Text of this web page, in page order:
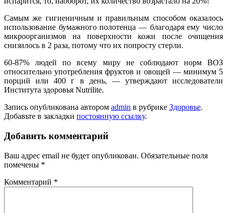
Самым же гигиеничным и правильным спосо­бом оказалось
использование бумажного поло­тенца — благодаря ему число
микроорганизмов на поверхности кожи после очищения
снизилось в 2 раза, потому что их попросту стерли.
60-87% людей по всему миру не соблюдают норм ВОЗ
относительно употребления фруктов и овощей — минимум 5
порций или 400 г в день, — утверждают исследователи
Института здоровья Nutrilite.
Запись опубликована автором admin в рубрике Здоровье.
Добавьте в закладки постоянную ссылку.
Добавить комментарий
Ваш адрес email не будет опубликован. Обязательные поля
помечены *
Комментарий *